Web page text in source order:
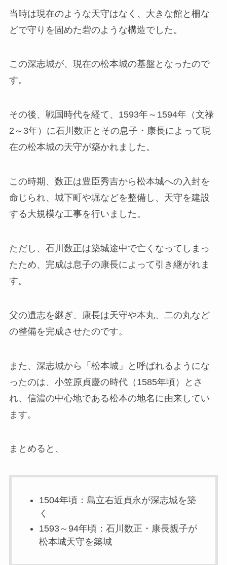
当時は現在のような天守はなく、大きな館と柵な
どで守りを固めた砦のような構造でした。
この深志城が、現在の松本城の基盤となったので
す。
その後、戦国時代を経て、1593年～1594年（文禄
2～3年）に石川数正とその息子・康長によって現
在の松本城の天守が築かれました。
この時期、数正は豊臣秀吉から松本城への入封を
命じられ、城下町や堀などを整備し、天守を建設
する大規模な工事を行いました。
ただし、石川数正は築城途中で亡くなってしまっ
たため、完成は息子の康長によって引き継がれま
す。
父の遺志を継ぎ、康長は天守や本丸、二の丸など
の整備を完成させたのです。
また、深志城から「松本城」と呼ばれるようにな
ったのは、小笠原貞慶の時代（1585年頃）とさ
れ、信濃の中心地である松本の地名に由来してい
ます。
まとめると、
1504年頃：島立右近貞永が深志城を築
く
1593～94年頃：石川数正・康長親子が
松本城天守を築城